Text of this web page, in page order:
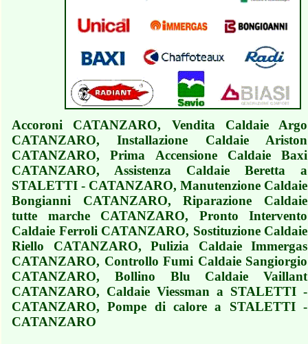
Accoroni CATANZARO, Vendita Caldaie Argo
CATANZARO, Installazione Caldaie Ariston
CATANZARO, Prima Accensione Caldaie Baxi
CATANZARO, Assistenza Caldaie Beretta a
STALETTI - CATANZARO, Manutenzione Caldaie
Bongianni CATANZARO, Riparazione Caldaie
tutte marche CATANZARO, Pronto Intervento
Caldaie Ferroli CATANZARO, Sostituzione Caldaie
Riello CATANZARO, Pulizia Caldaie Immergas
CATANZARO, Controllo Fumi Caldaie Sangiorgio
CATANZARO, Bollino Blu Caldaie Vaillant
CATANZARO, Caldaie Viessman a STALETTI -
CATANZARO, Pompe di calore a STALETTI -
CATANZARO